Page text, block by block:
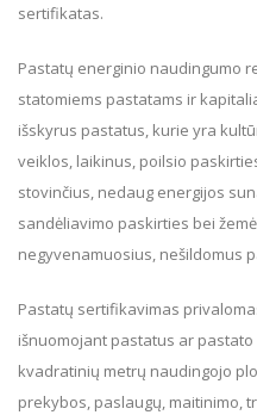
sertifikatas.
Pastatų energinio naudingumo
statomiems pastatams ir
išskyrus pastatus, kurie yra
veiklos, laikinus, poilsio
stovinčius, nedaug energijos
sandėliavimo paskirties bei
negyvenamuosius, nešildomus
Pastatų sertifikavimas
išnuomojant pastatus ar
kvadratinių metrų naudingojo
prekybos, paslaugų, maitinimo,